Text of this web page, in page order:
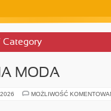
Category
MODA
MOŻLIWOŚĆ